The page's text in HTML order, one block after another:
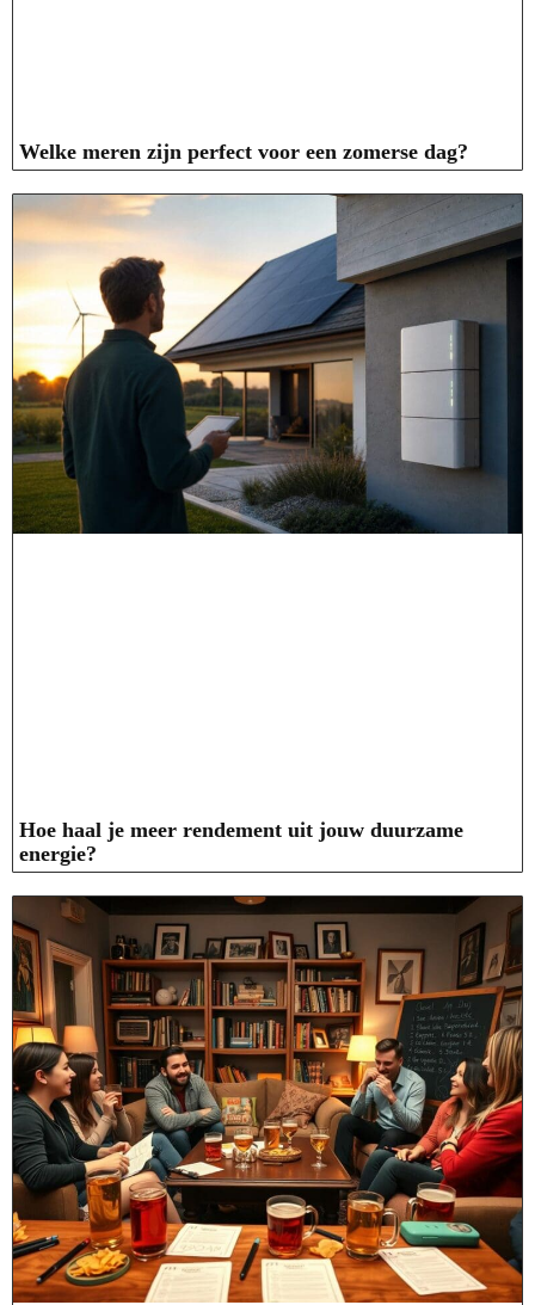
Welke meren zijn perfect voor een zomerse dag?
Hoe haal je meer rendement uit jouw duurzame
energie?